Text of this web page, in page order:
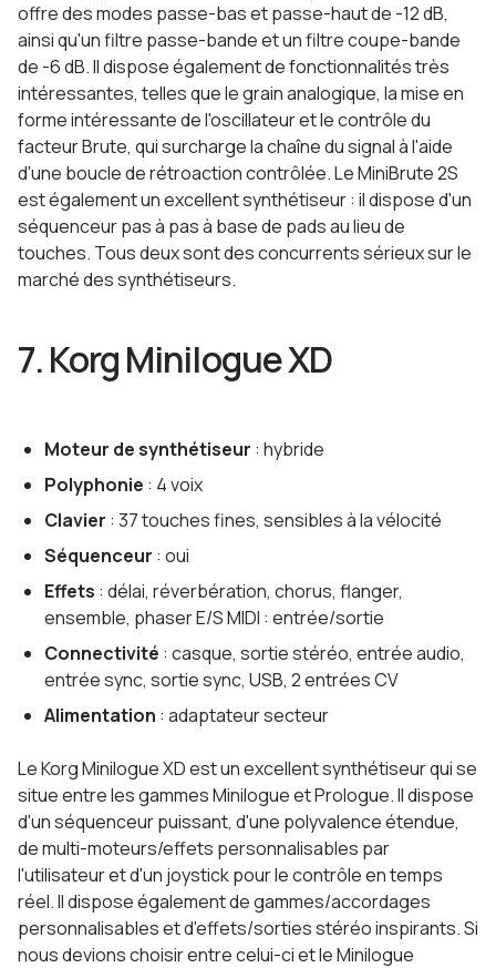
offre des modes passe-bas et passe-haut de -12 dB,
ainsi qu'un filtre passe-bande et un filtre coupe-bande
de -6 dB. Il dispose également de fonctionnalités très
intéressantes, telles que le grain analogique, la mise en
forme intéressante de l'oscillateur et le contrôle du
facteur Brute, qui surcharge la chaîne du signal à l'aide
d'une boucle de rétroaction contrôlée. Le MiniBrute 2S
est également un excellent synthétiseur : il dispose d'un
séquenceur pas à pas à base de pads au lieu de
touches. Tous deux sont des concurrents sérieux sur le
marché des synthétiseurs.
7. Korg Minilogue XD
Moteur de synthétiseur : hybride
Polyphonie : 4 voix
Clavier : 37 touches fines, sensibles à la vélocité
Séquenceur : oui
Effets : délai, réverbération, chorus, flanger,
ensemble, phaser E/S MIDI : entrée/sortie
Connectivité : casque, sortie stéréo, entrée audio,
entrée sync, sortie sync, USB, 2 entrées CV
Alimentation : adaptateur secteur
Le Korg Minilogue XD est un excellent synthétiseur qui se
situe entre les gammes Minilogue et Prologue. Il dispose
d'un séquenceur puissant, d'une polyvalence étendue,
de multi-moteurs/effets personnalisables par
l'utilisateur et d'un joystick pour le contrôle en temps
réel. Il dispose également de gammes/accordages
personnalisables et d'effets/sorties stéréo inspirants. Si
nous devions choisir entre celui-ci et le Minilogue